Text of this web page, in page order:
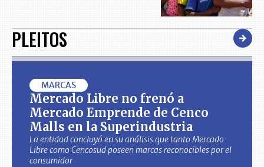
PLEITOS
MARCAS
Mercado Libre no frenó a
Mercado Emprende de Cenco
Malls en la Superindustria
La entidad concluyó en su análisis que tanto Mercado
Libre como Cencosud poseen marcas reconocibles por el
consumidor